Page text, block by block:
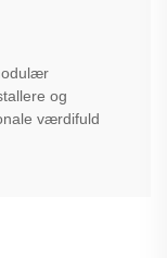
og
værdifuld